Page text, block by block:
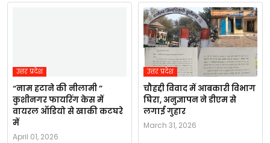
उत्तर प्रदेश
“नाम हटाने की नीलामी ”
कुशीनगर फायरिंग केस में
वायरल ऑडियो से खाकी कटघरे
में
April 01, 2026
उत्तर प्रदेश
चौहद्दी विवाद में आबकारी विभाग
घिरा, अनुज्ञापन ने डीएम से
लगाई गुहार
March 31, 2026